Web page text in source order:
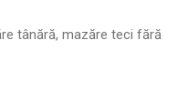
tânără, mazăre teci fără